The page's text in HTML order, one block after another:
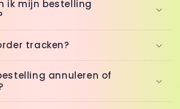
ik mijn bestelling
tracken?
annuleren of